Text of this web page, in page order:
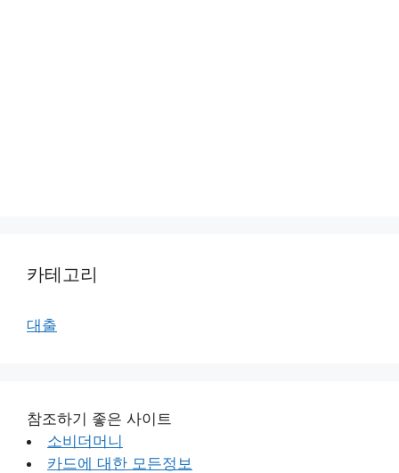
카테고리
대출
참조하기 좋은 사이트
소비더머니
카드에 대한 모든정보